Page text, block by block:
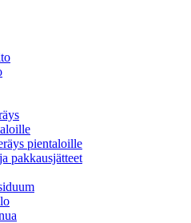
pientaloille
pakkausjätteet